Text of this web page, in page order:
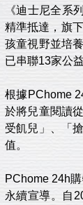
《迪士尼全系
精準抵達，旗
孩童視野並培
已串聯13家公
根據PChome
於將兒童閱讀
受飢兒」、「
值。
PChome 24h
永續宣導。自